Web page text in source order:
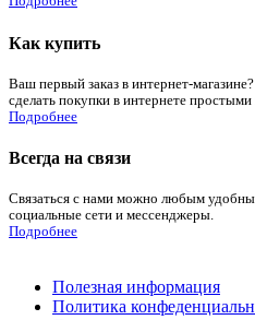
Как купить
Ваш первый заказ в интернет-
сделать покупки в интернете
Подробнее
Всегда на связи
Связаться с нами можно любым
социальные сети и мессенджеры.
Подробнее
Полезная информация
Политика